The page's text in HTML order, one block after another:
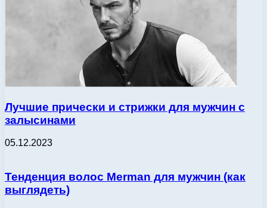
Лучшие прически и стрижки для мужчин с
залысинами
05.12.2023
Тенденция волос Merman для мужчин (как
выглядеть)